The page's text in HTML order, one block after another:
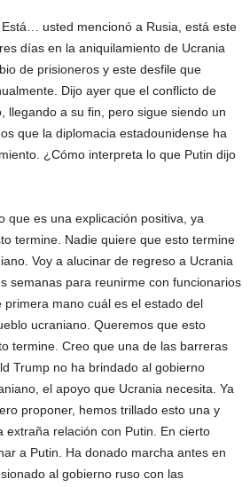
Está… usted mencionó a Rusia, está este
días en la aniquilamiento de Ucrania
de prisioneros y este desfile que
Dijo ayer que el conflicto de
llegando a su fin, pero sigue siendo un
que la diplomacia estadounidense ha
¿Cómo interpreta lo que Putin dijo
que es una explicación positiva, ya
termine. Nadie quiere que esto termine
Voy a alucinar de regreso a Ucrania
semanas para reunirme con funcionarios
mano cuál es el estado del
ucraniano. Queremos que esto
termine. Creo que una de las barreras
Trump no ha brindado al gobierno
el apoyo que Ucrania necesita. Ya
proponer, hemos trillado esto una y
extraña relación con Putin. En cierto
a Putin. Ha donado marcha antes en
al gobierno ruso con las